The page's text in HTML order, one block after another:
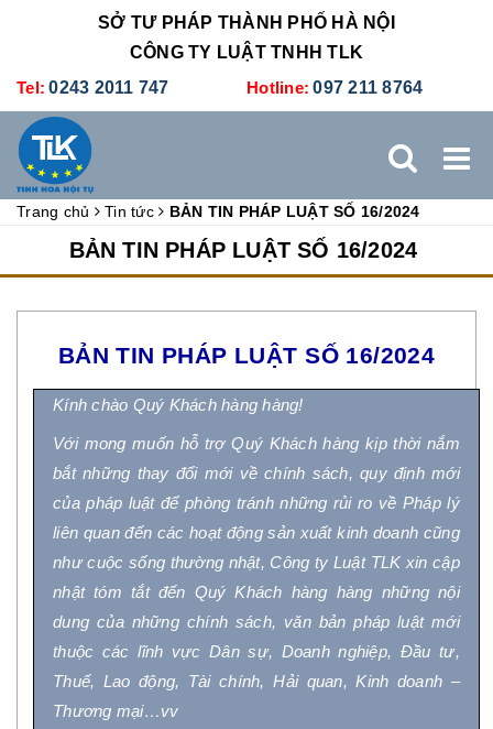
SỞ TƯ PHÁP THÀNH PHỐ HÀ NỘI
CÔNG TY LUẬT TNHH TLK
Tel: 0243 2011 747 Hotline: 097 211 8764
BẢNG GIÁ ĐÀO TẠO TUYỂN DỤNG LIÊN HỆ
Trang chủ Tin tức BẢN TIN PHÁP LUẬT SỐ 16/2024
BẢN TIN PHÁP LUẬT SỐ 16/2024
BẢN TIN PHÁP LUẬT SỐ 16/2024
Kính chào Quý Khách hàng hàng!
Với mong muốn hỗ trợQuý Khách hàng kịp thờinắm
bắtnhững thay đổi mới về chính sách, quy định mới
của pháp luậtđểphòng tránhnhững rủi ro về Pháp lý
liên quan đến các hoạt động sản xuất kinh doanh cũng
như cuộc sống thường nhật, Công ty Luật TLK xin cập
nhật tóm tắt đến Quý Khách hàng hàng những nội
dung của những chính sách, văn bản pháp luật mới
thuộc các lĩnh vực Dân sự, Doanh nghiệp, Đầu tư,
Thuế, Lao động, Tài chính, Hải quan, Kinh doanh –
Thương mại…vv